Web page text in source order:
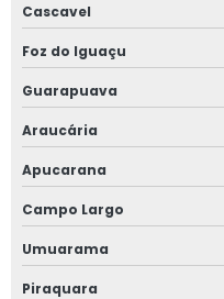
Serviço consultoria em
Serviço de avaliação de
Serviço de gerenciamento de
Valor de gerenciamento de
Cascavel
Foz do Iguaçu
Guarapuava
Araucária
Apucarana
Campo Largo
Umuarama
Piraquara